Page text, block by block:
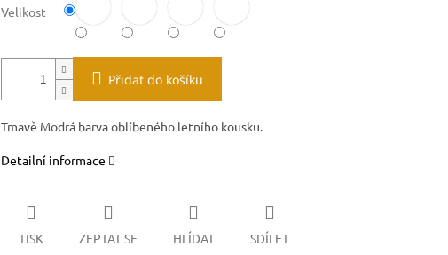
Velikost
Přidat do košíku
Tmavě Modrá barva oblíbeného letního kousku.
Detailní informace
TISK ZEPTAT SE HLÍDAT SDÍLET